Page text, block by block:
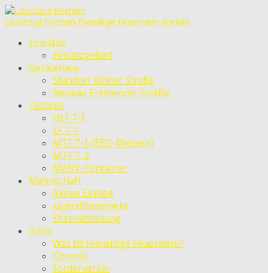
Löschzug Fischeln Freiwillige Feuerwehr Krefeld
Einsätze
Einsatzgebiet
Gerätehaus
Standort Kölner Straße
Neubau Erkelenzer Straße
Technik
HLF 7-1
LF 7-1
MTF 7-1 (SEG-Messen)
MTF 7-2
MANV-Container
Mannschaft
Aktive Einheit
Jugendfeuerwehr
Ehrenabteilung
Infos
Was ist Freiwillige Feuerwehr?
Chronik
Förderverein